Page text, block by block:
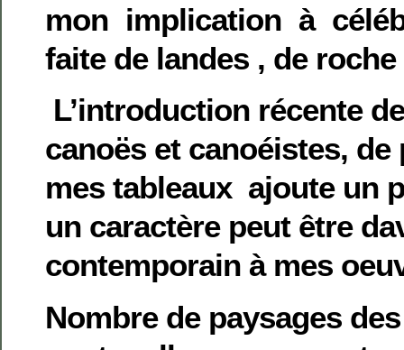
mon implication à
faite de landes , de
L’introduction récente
canoës et canoéistes,
mes tableaux ajoute un
un caractère peut être
contemporain à mes
Nombre de paysages